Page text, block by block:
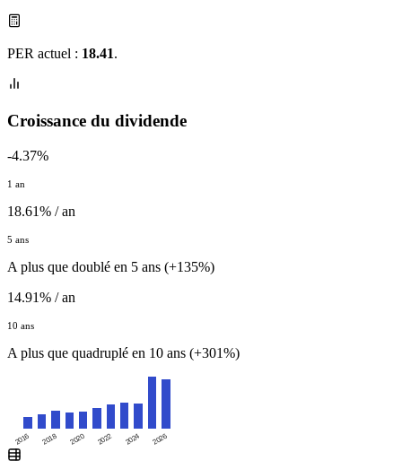
PER actuel : 18.41.
Croissance du dividende
-4.37%
1 an
18.61% / an
5 ans
A plus que doublé en 5 ans (+135%)
14.91% / an
10 ans
A plus que quadruplé en 10 ans (+301%)
2016 2018 2020 2022 2024 2026